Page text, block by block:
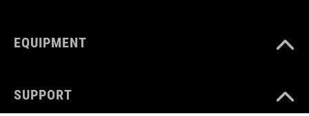
EQUIPMENT
SUPPORT